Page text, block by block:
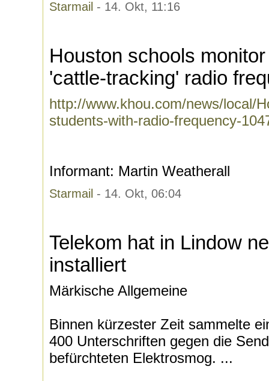
Starmail - 14. Okt, 11:16
Houston schools
'cattle-tracking' radio
http://www.khou.com/news/local/
students-with-radio-frequency-
Informant: Martin Weatherall
Starmail - 14. Okt, 06:04
Telekom hat in Lindow
installiert
Märkische Allgemeine
Binnen kürzester Zeit sammelte
400 Unterschriften gegen die
befürchteten Elektrosmog. ...